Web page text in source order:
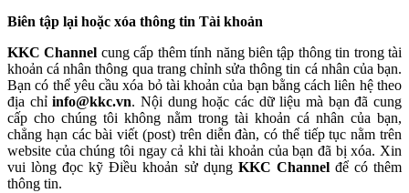
Biên tập lại hoặc xóa thông tin Tài khoản
KKC Channel cung cấp thêm tính năng biên tập thông tin trong tài
khoản cá nhân thông qua trang chỉnh sửa thông tin cá nhân của bạn.
Bạn có thể yêu cầu xóa bỏ tài khoản của bạn bằng cách liên hệ theo
địa chỉinfo@kkc.vn. Nội dung hoặc các dữ liệu mà bạn đã cung
cấp cho chúng tôi không nằm trong tài khoản cá nhân của bạn,
chẳng hạn các bài viết (post) trên diễn đàn, có thể tiếp tục nằm trên
website của chúng tôi ngay cả khi tài khoản của bạn đã bị xóa. Xin
vui lòng đọc kỹ Điều khoản sử dụng KKC Channelđể có thêm
thông tin.